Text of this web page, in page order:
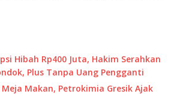
Hibah Rp400 Juta, Hakim Serahkan
Plus Tanpa Uang Pengganti
Meja Makan, Petrokimia Gresik Ajak